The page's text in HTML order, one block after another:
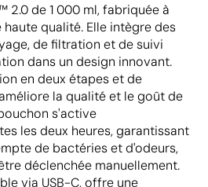
2.0 de 1 000 ml, fabriquée à
qualité. Elle intègre des
de filtration et de suivi
dans un design innovant.
en deux étapes et de
la qualité et le goût de
s'active
les deux heures, garantissant
de bactéries et d'odeurs,
déclenchée manuellement.
via USB-C, offre une